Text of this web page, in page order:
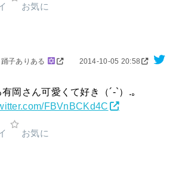
お気に
踊子ありある 2014-10-05 20:58
岡さん可愛くて好き（´-`）.｡
FBVnBCKd4C
お気に